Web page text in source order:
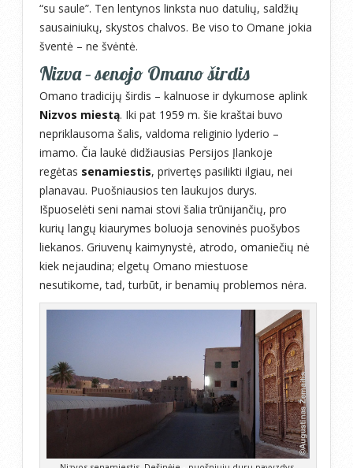
“su saule”. Ten lentynos linksta nuo datulių, saldžių
sausainiukų, skystos chalvos. Be viso to Omane jokia
šventė – ne švėntė.
Nizva – senojo Omano širdis
Omano tradicijų širdis – kalnuose ir dykumose aplink
Nizvos miestą. Iki pat 1959 m. šie kraštai buvo
nepriklausoma šalis, valdoma religinio lyderio –
imamo. Čia laukė didžiausias Persijos Įlankoje
regėtas senamiestis, privertęs pasilikti ilgiau, nei
planavau. Puošniausios ten laukujos durys.
Išpuoselėti seni namai stovi šalia trūnijančių, pro
kurių langų kiaurymes boluoja senovinės puošybos
liekanos. Griuvenų kaimynystė, atrodo, omaniečių nė
kiek nejaudina; elgetų Omano miestuose
nesutikome, tad, turbūt, ir benamių problemos nėra.